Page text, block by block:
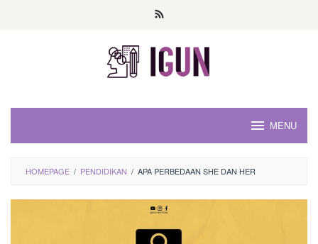
MENU
HOMEPAGE / PENDIDIKAN / APA PERBEDAAN SHE DAN HER